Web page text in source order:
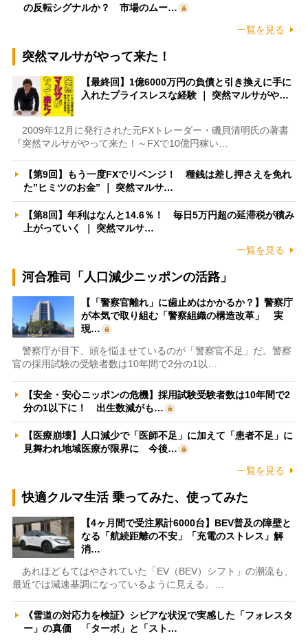
の反転シグナルか？ 市場のムー…
一覧を見る
突然マルサがやって来た！
【最終回】1億6000万円の負債と引き換えに手に
入れたプライスレスな経験 ｜ 突然マルサがや…
2009年12月に発行された元FXトレーダー・磯貝清明氏の著書
『突然マルサがやって来た！～FXで10億円稼い…
【第9回】もう一度FXでリベンジ！ 種銭は差し押さえを免れ
た”ヒミツのお金” ｜ 突然マルサ…
【第8回】年利はなんと14.6％！ 毎日5万円超の延滞税が積み
上がっていく ｜ 突然マルサ…
一覧を見る
河合雅司「人口減少ニッポンの活路」
【「警察官離れ」に歯止めはかかるか？】警察庁
が本気で取り組む「警察組織の構造改革」 実
現…
警察庁が目下、頭を悩ませているのが「警察官不足」だ。警察
官の採用試験の受験者数は10年間で2分の1以…
【安全・安心ニッポンの危機】採用試験受験者数は10年間で2
分の1以下に！ 出生数減がも…
【医療崩壊】人口減少で「医師不足」に加えて「患者不足」に
見舞われ地域医療が限界に 今後…
一覧を見る
快適クルマ生活 乗ってみた、使ってみた
【4ヶ月間で受注累計6000台】BEV普及の障壁と
なる「航続距離の不安」「充電のストレス」解
消…
あれほどもてはやされていた「EV（BEV）シフト」の潮流も、
最近では減速基調になっているように見える。…
《雪道の対応力を検証》シビアな状況で実感した「フォレスタ
ー」の真価 「ターボ」と「スト…